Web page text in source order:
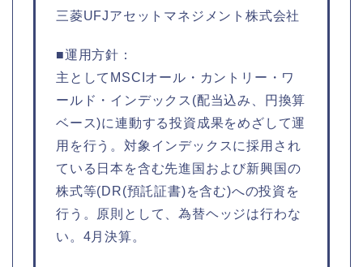
三菱UFJアセットマネジメント株式会社
■運用方針：
主としてMSCIオール・カントリー・ワ
ールド・インデックス(配当込み、円換算
ベース)に連動する投資成果をめざして運
用を行う。対象インデックスに採用され
ている日本を含む先進国および新興国の
株式等(DR(預託証書)を含む)への投資を
行う。原則として、為替ヘッジは行わな
い。4月決算。